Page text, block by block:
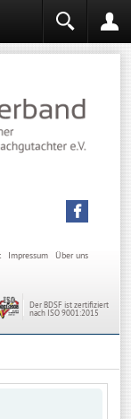
Über uns
Impressum
Der BDSF ist zertifiziert
nach ISO 9001:2015